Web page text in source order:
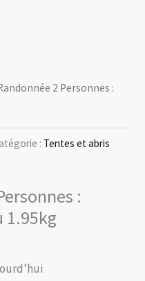
2 Personnes :
: Tentes et abris
:
1.95kg